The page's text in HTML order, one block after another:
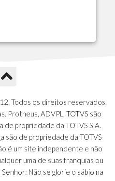
Todos os direitos reservados.
Protheus, ADVPL, TOTVS são
propriedade da TOTVS S.A.
são de propriedade da TOTVS
é um site independente e não
uma de suas franquias ou
Não se glorie o sábio na